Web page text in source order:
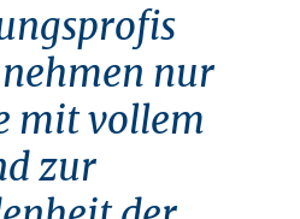
nur
mit vollem
zur